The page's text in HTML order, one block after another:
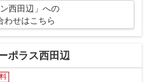
ン西田辺」への
わせはこちら
ポラス西田辺